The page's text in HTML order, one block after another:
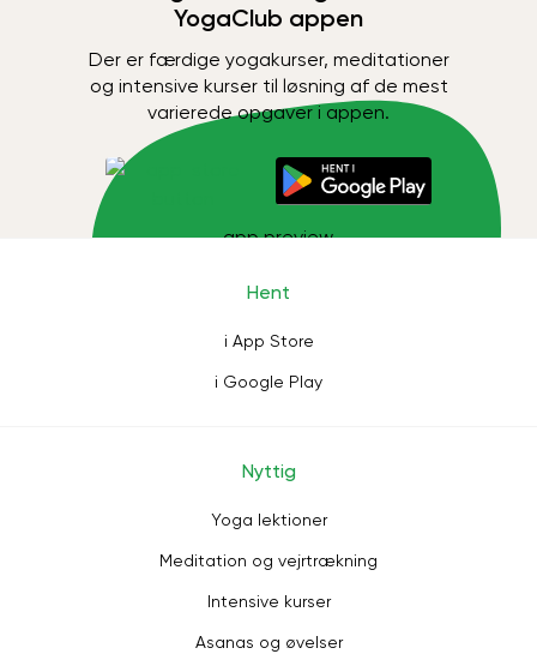
YogaClub appen
Der er færdige yogakurser, meditationer
og intensive kurser til løsning af de mest
varierede opgaver i appen.
Hent
i App Store
i Google Play
Nyttig
Yoga lektioner
Meditation og vejrtrækning
Intensive kurser
Asanas og øvelser